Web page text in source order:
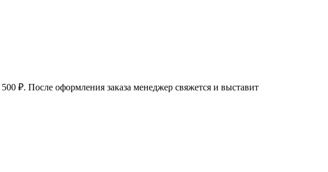
500 ₽. После оформления заказа менеджер свяжется и выставит